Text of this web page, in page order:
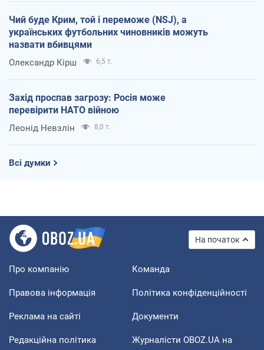
Чий буде Крим, той і переможе (NSJ), а
українських футбольних чиновників можуть
назвати вбивцями
Олександр Кірш 6,5 т.
Захід проспав загрозу: Росія може
перевірити НАТО війною
Леонід Невзлін 8,0 т.
Всі думки
На початок
Про компанію Команда
Правова інформація Політика конфіденційності
Реклама на сайті Документи
Редакційна політика
Журналісти OBOZ.UA на